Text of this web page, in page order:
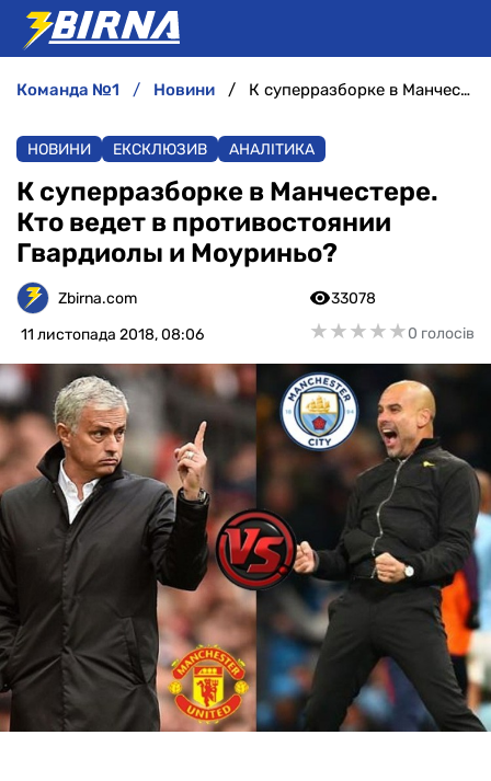
АНАЛІТИКА
ІНТЕРВ'Ю
РІЗНЕ
БУКМЕКЕРИ
команда №1 новини К суперразборке в Манчестере. Кто ведет в противостоянии Гвардиолы и Моуриньо?
НОВИНИ ЕКСКЛЮЗИВ АНАЛІТИКА
К суперразборке в Манчестере.
Кто ведет в противостоянии
Гвардиолы и Моуриньо?
Zbirna.com
11 листопада 2018, 08:06
33078
★★★★★
★★★★★0 голосів